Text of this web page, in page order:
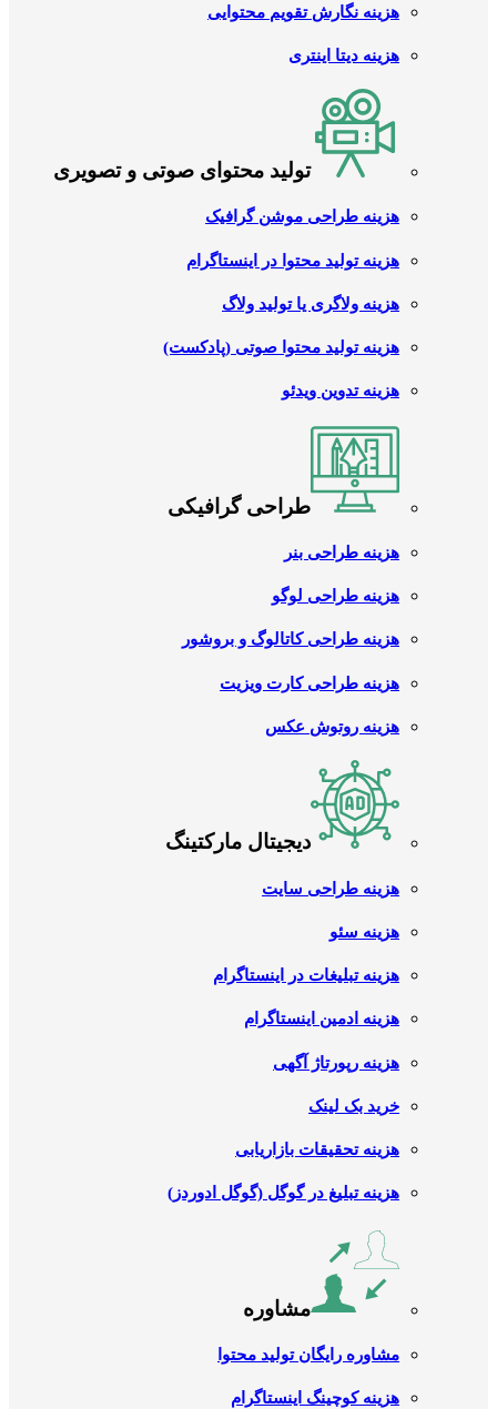
هزینه نگارش تقویم محتوایی
هزینه دیتا اینتری
تولید محتوای صوتی و تصویری
هزینه طراحی موشن گرافیک
هزینه تولید محتوا در اینستاگرام
هزینه ولاگری یا تولید ولاگ
هزینه تولید محتوا صوتی (پادکست)
هزینه تدوین ویدئو
طراحی گرافیکی
هزینه طراحی بنر
هزینه طراحی لوگو
هزینه طراحی کاتالوگ و بروشور
هزینه طراحی کارت ویزیت
هزینه روتوش عکس
دیجیتال مارکتینگ
هزینه طراحی سایت
هزینه سئو
هزینه تبلیغات در اینستاگرام
هزینه ادمین اینستاگرام
هزینه رپورتاژ آگهی
خرید بک لینک
هزینه تحقیقات بازاریابی
هزینه تبلیغ در گوگل (گوگل ادوردز)
مشاوره
مشاوره رایگان تولید محتوا
هزینه کوچینگ اینستاگرام